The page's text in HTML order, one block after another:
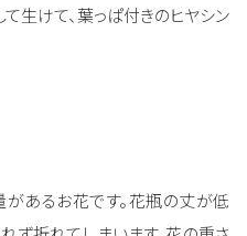
生けて、葉っぱ付きのヒヤシン
あるお花です。花瓶の丈が低